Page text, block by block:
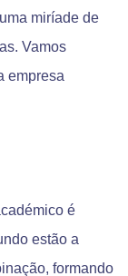
miríade de
Vamos
empresa
é
estão a
formando